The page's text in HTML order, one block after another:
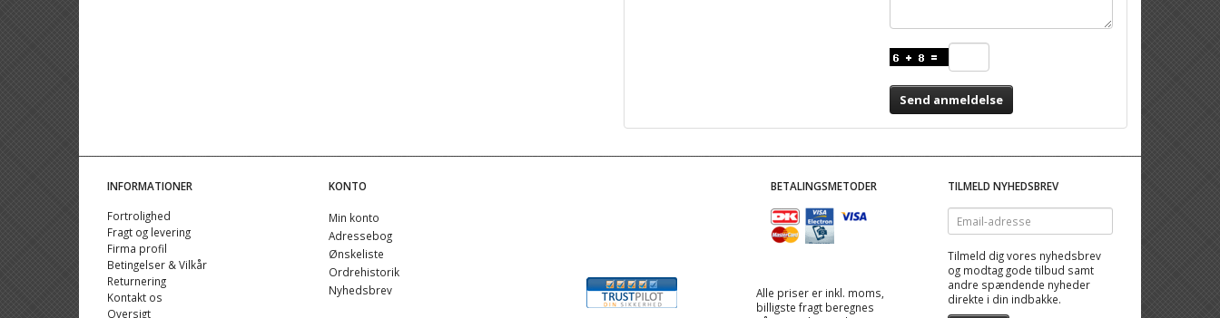
Send anmeldelse
INFORMATIONER
Fortrolighed
Fragt og levering
Firma profil
Betingelser & Vilkår
Returnering
Kontakt os
Oversigt
KONTO
Min konto
Adressebog
Ønskeliste
Ordrehistorik
Nyhedsbrev
BETALINGSMETODER
Alle priser er inkl. moms,
billigste fragt beregnes
TILMELD NYHEDSBREV
Email-
adresse
Tilmeld dig vores nyhedsbrev
og modtag gode tilbud samt
andre spændende nyheder
direkte i din indbakke.